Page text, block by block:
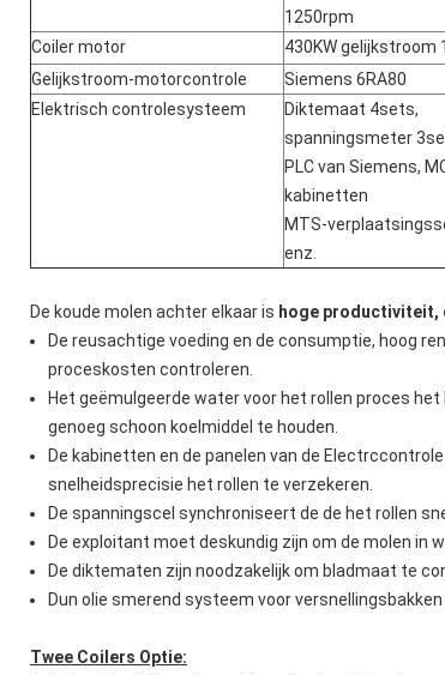
1250rpm
Coiler motor
430KW gelijkstroom
Gelijkstroom-motorcontrole
Siemens 6RA80
Elektrisch controlesysteem
Diktemaat 4sets,
spanningsmeter
PLC van Siemens,
kabinetten
MTS-
enz.
De koude molen achter elkaar is hoge productiviteit,
De reusachtige voeding en de consumptie, hoog
proceskosten controleren.
Het geëmulgeerde water voor het rollen proces
genoeg schoon koelmiddel te houden.
De kabinetten en de panelen van de
snelheidsprecisie het rollen te verzekeren.
De spanningscel synchroniseert de de het rollen
De exploitant moet deskundig zijn om de molen in
De diktematen zijn noodzakelijk om bladmaat te
Dun olie smerend systeem voor
Twee Coilers Optie: